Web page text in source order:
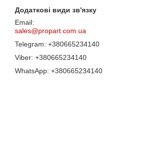
sales@propart.com.ua
+380665234140
+380665234140
+380665234140